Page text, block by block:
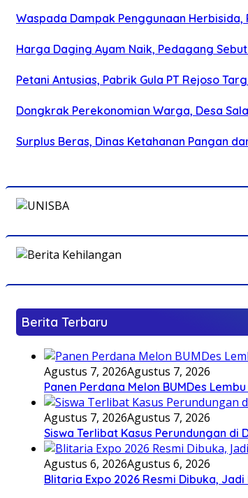
Waspada Dampak Penggunaan
Harga Daging Ayam Naik, Pedagang
Petani Antusias, Pabrik Gula PT Rejoso
Dongkrak Perekonomian Warga, Desa
Surplus Beras, Dinas Ketahanan Pangan
Berita Terbaru
Agustus 7, 2026Agustus 7, 2026
Panen Perdana Melon BUMDes
Agustus 7, 2026Agustus 7, 2026
Siswa Terlibat Kasus Perundungan di
Agustus 6, 2026Agustus 6, 2026
Blitaria Expo 2026 Resmi Dibuka,